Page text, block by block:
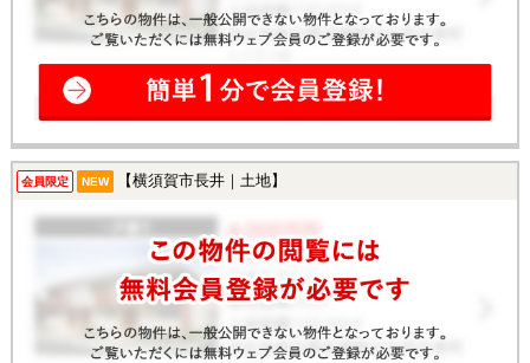
会員限定 NEW 【横須賀市長井｜土地】